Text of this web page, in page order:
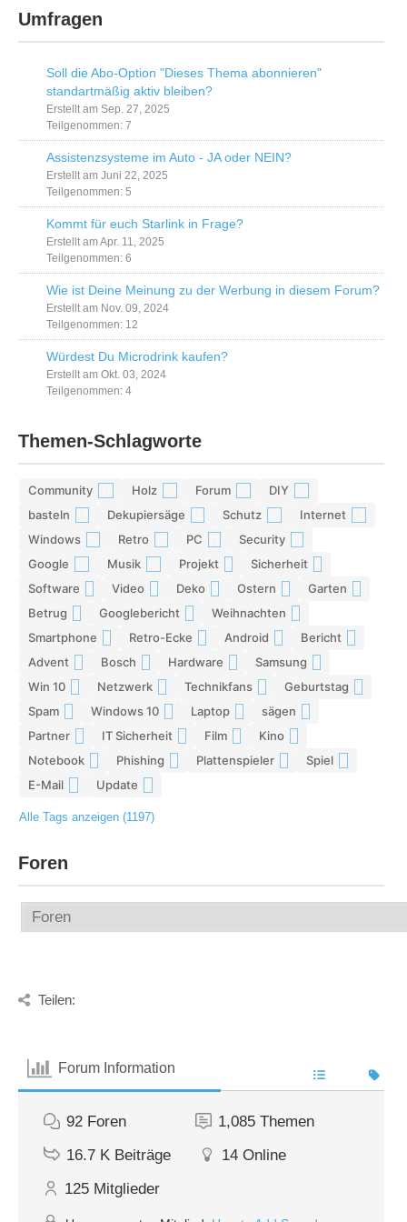
Umfragen
Soll die Abo-Option "Dieses Thema abonnieren"
standartmäßig aktiv bleiben?
Erstellt am Sep. 27, 2025
Teilgenommen: 7
Assistenzsysteme im Auto - JA oder NEIN?
Erstellt am Juni 22, 2025
Teilgenommen: 5
Kommt für euch Starlink in Frage?
Erstellt am Apr. 11, 2025
Teilgenommen: 6
Wie ist Deine Meinung zu der Werbung in diesem Forum?
Erstellt am Nov. 09, 2024
Teilgenommen: 12
Würdest Du Microdrink kaufen?
Erstellt am Okt. 03, 2024
Teilgenommen: 4
Themen-Schlagworte
Community Holz Forum DIY
basteln Dekupiersäge Schutz Internet
Windows Retro PC Security
Google Musik Projekt Sicherheit
Software Video Deko Ostern Garten
Betrug Googlebericht Weihnachten
Smartphone Retro-Ecke Android Bericht
Advent Bosch Hardware Samsung
Win 10 Netzwerk Technikfans Geburtstag
Spam Windows 10 Laptop sägen
Partner IT Sicherheit Film Kino
Notebook Phishing Plattenspieler Spiel
E-Mail Update
Alle Tags anzeigen (1197)
Foren
Teilen:
Forum Information
92 Foren 1,085 Themen
16.7 K Beiträge 14 Online
125 Mitglieder